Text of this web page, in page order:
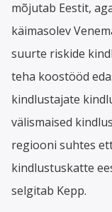
mõjutab Eestit,
käimasolev
suurte riskide
teha koostööd
kindlustajate
välismaised
regiooni suhtes
kindlustuskatte
selgitab Kepp.